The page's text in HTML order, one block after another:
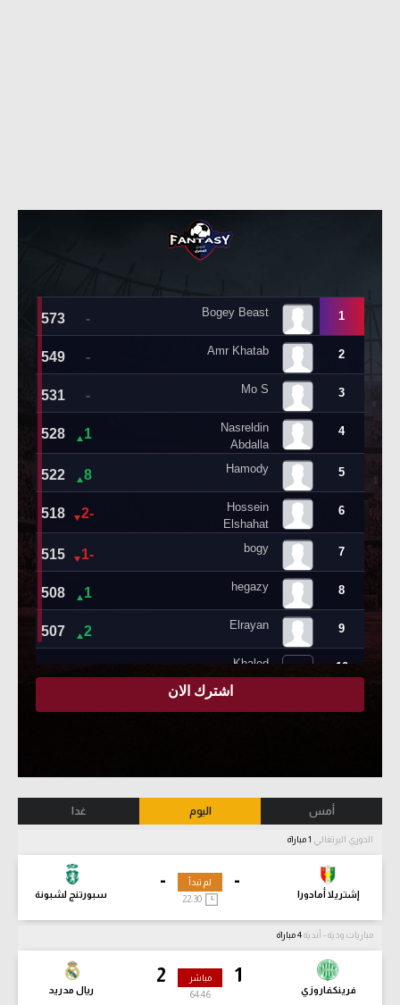
أمس اليوم غدا
الدوري البرتغالي
-
إشتريلا أمادورا
-
سبورتنج لشبونة
لم تبدأ
مباريات ودية - أندية
1
فرينكفاروزي
2
ريال مدريد
مباشر
64:47